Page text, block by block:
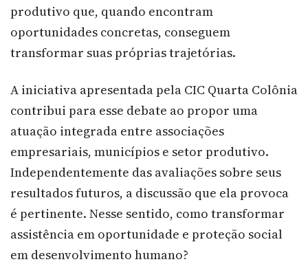
produtivo que, quando encontram
oportunidades concretas, conseguem
transformar suas próprias trajetórias.
A iniciativa apresentada pela CIC Quarta Colônia
contribui para esse debate ao propor uma
atuação integrada entre associações
empresariais, municípios e setor produtivo.
Independentemente das avaliações sobre seus
resultados futuros, a discussão que ela provoca
é pertinente. Nesse sentido, como transformar
assistência em oportunidade e proteção social
em desenvolvimento humano?